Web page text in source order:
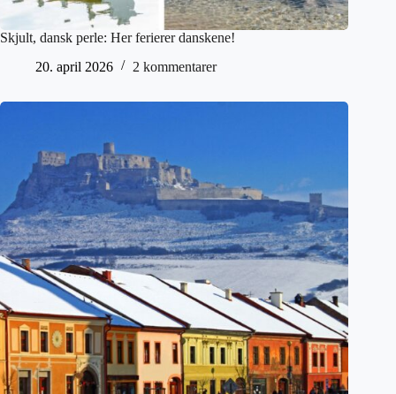
Skjult, dansk perle: Her ferierer danskene!
20. april 2026
2 kommentarer